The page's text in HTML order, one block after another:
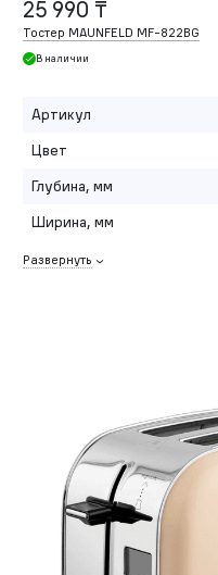
25 990 ₸
Тостер MAUNFELD MF-822BG
В наличии
Артикул
Цвет
Глубина, мм
Ширина, мм
Развернуть